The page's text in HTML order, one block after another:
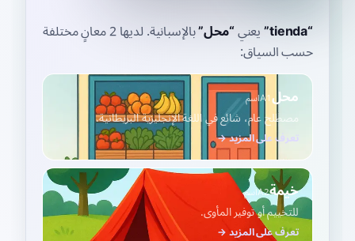
“
tienda
”يعني“محل”بالإسبانية . لديها 2 معانٍ مختلفة
حسب السياق:
محلA1اسم
مصطلح عام، شائع في اللغة الإنجليزية البريطانية.
تعرف على المزيد →
خيمةA2اسم
للتخييم أو توفير المأوى.
تعرف على المزيد →